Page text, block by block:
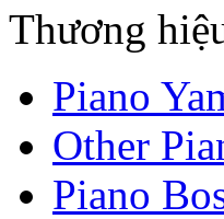
Thương
Piano
Other
Piano